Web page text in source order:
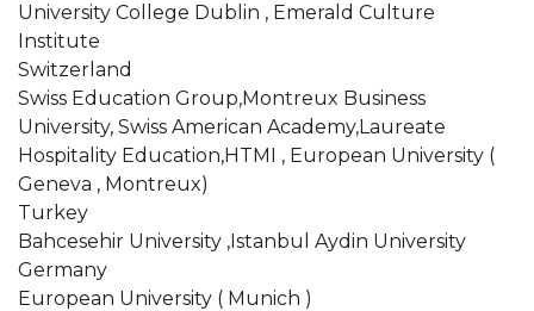
University College Dublin , Emerald Culture
Institute
Switzerland
Swiss Education Group,Montreux Business
University, Swiss American Academy,Laureate
Hospitality Education,HTMI , European University (
Geneva , Montreux)
Turkey
Bahcesehir University ,Istanbul Aydin University
Germany
European University ( Munich )